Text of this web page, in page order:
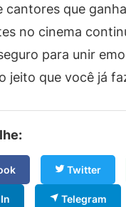
cantores que
no cinema
para unir
jeito que você já
Twitter
Telegram